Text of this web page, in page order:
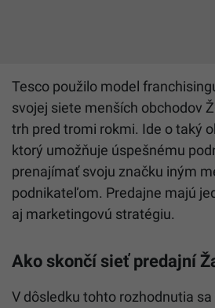
Tesco použilo model
svojej siete menších obchodov
trh pred tromi rokmi. Ide o taký
ktorý umožňuje úspešnému
prenajímať svoju značku iným
podnikateľom. Predajne majú
aj marketingovú stratégiu.
Ako skončí sieť predajní
V dôsledku tohto rozhodnutia sa